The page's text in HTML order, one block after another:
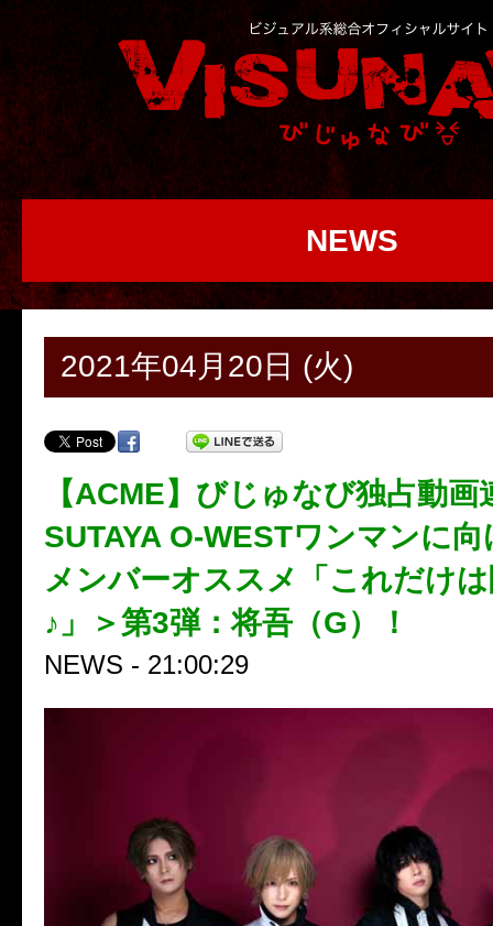
NEWS
2021年04月20日 (火)
【ACME】びじゅなび独占動画
SUTAYA O-WESTワンマンに
メンバーオススメ「これだけ
♪」＞第3弾：将吾（G）！
NEWS - 21:00:29